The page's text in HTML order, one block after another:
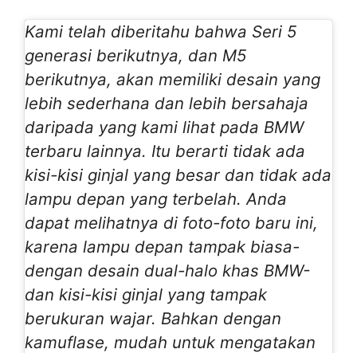
Kami telah diberitahu bahwa Seri 5
generasi berikutnya, dan M5
berikutnya, akan memiliki desain yang
lebih sederhana dan lebih bersahaja
daripada yang kami lihat pada BMW
terbaru lainnya. Itu berarti tidak ada
kisi-kisi ginjal yang besar dan tidak ada
lampu depan yang terbelah. Anda
dapat melihatnya di foto-foto baru ini,
karena lampu depan tampak biasa-
dengan desain dual-halo khas BMW-
dan kisi-kisi ginjal yang tampak
berukuran wajar. Bahkan dengan
kamuflase, mudah untuk mengatakan